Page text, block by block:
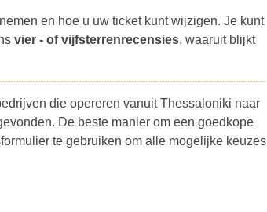
en hoe u uw ticket kunt wijzigen. Je kunt
vier - of vijfsterrenrecensies, waaruit blijkt
die opereren vanuit Thessaloniki naar
De beste manier om een goedkope
te gebruiken om alle mogelijke keuzes